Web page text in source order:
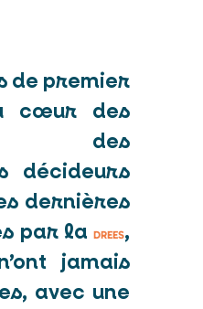
de premier
cœur des
des
décideurs
dernières
par la DREES,
jamais
avec une